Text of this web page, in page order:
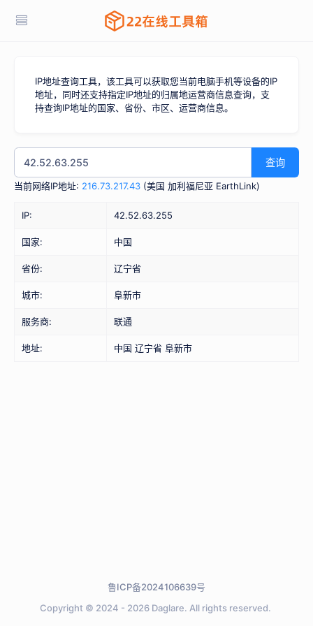
IP地址查询工具，该工具可以获取您当前电脑手机等设备的IP
地址，同时还支持指定IP地址的归属地运营商信息查询，支
持查询IP地址的国家、省份、市区、运营商信息。
查询
当前网络IP地址: 216.73.217.43 (美国 加利福尼亚 EarthLink)
IP: 42.52.63.255
国家: 中国
省份: 辽宁省
城市: 阜新市
服务商: 联通
地址: 中国 辽宁省 阜新市
Copyright © 2024 - 2026 Daglare. All rights reserved.
鲁ICP备2024106639号